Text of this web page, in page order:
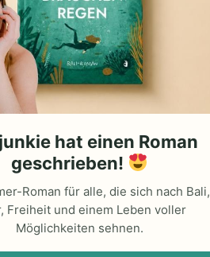
hat einen Roman
geschrieben!
Roman für alle, die sich nach Bali,
Freiheit und einem Leben voller
Möglichkeiten sehnen.